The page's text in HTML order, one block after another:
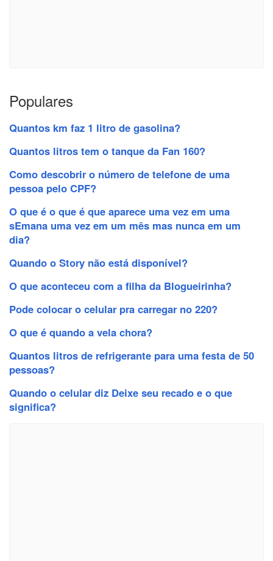
Populares
Quantos km faz 1 litro de gasolina?
Quantos litros tem o tanque da Fan 160?
Como descobrir o número de telefone de uma
pessoa pelo CPF?
O que é o que é que aparece uma vez em uma
sEmana uma vez em um mês mas nunca em um
dia?
Quando o Story não está disponível?
O que aconteceu com a filha da Blogueirinha?
Pode colocar o celular pra carregar no 220?
O que é quando a vela chora?
Quantos litros de refrigerante para uma festa de 50
pessoas?
Quando o celular diz Deixe seu recado e o que
significa?